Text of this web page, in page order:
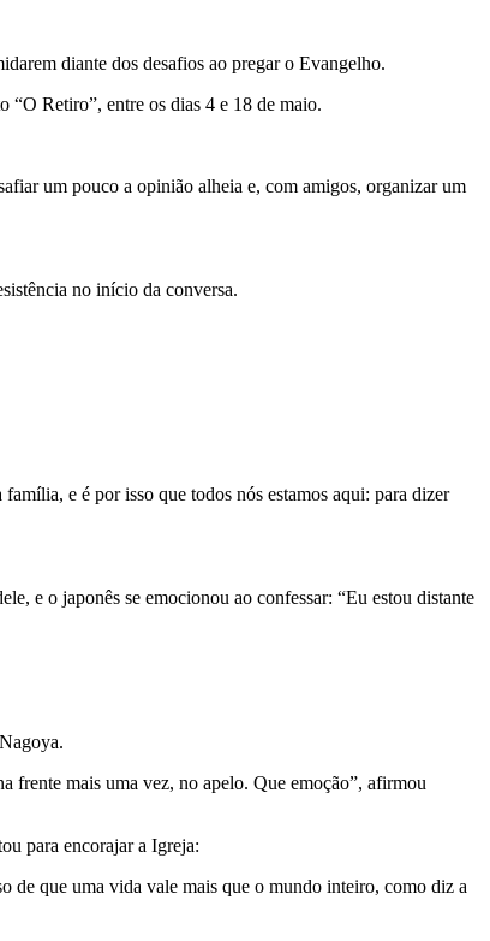
diante dos desafios ao pregar o Evangelho.
“O Retiro”, entre os dias 4 e 18 de maio.
um pouco a opinião alheia e, com amigos, organizar um
no início da conversa.
e é por isso que todos nós estamos aqui: para dizer
e o japonês se emocionou ao confessar: “Eu estou distante
frente mais uma vez, no apelo. Que emoção”, afirmou
para encorajar a Igreja:
de que uma vida vale mais que o mundo inteiro, como diz a